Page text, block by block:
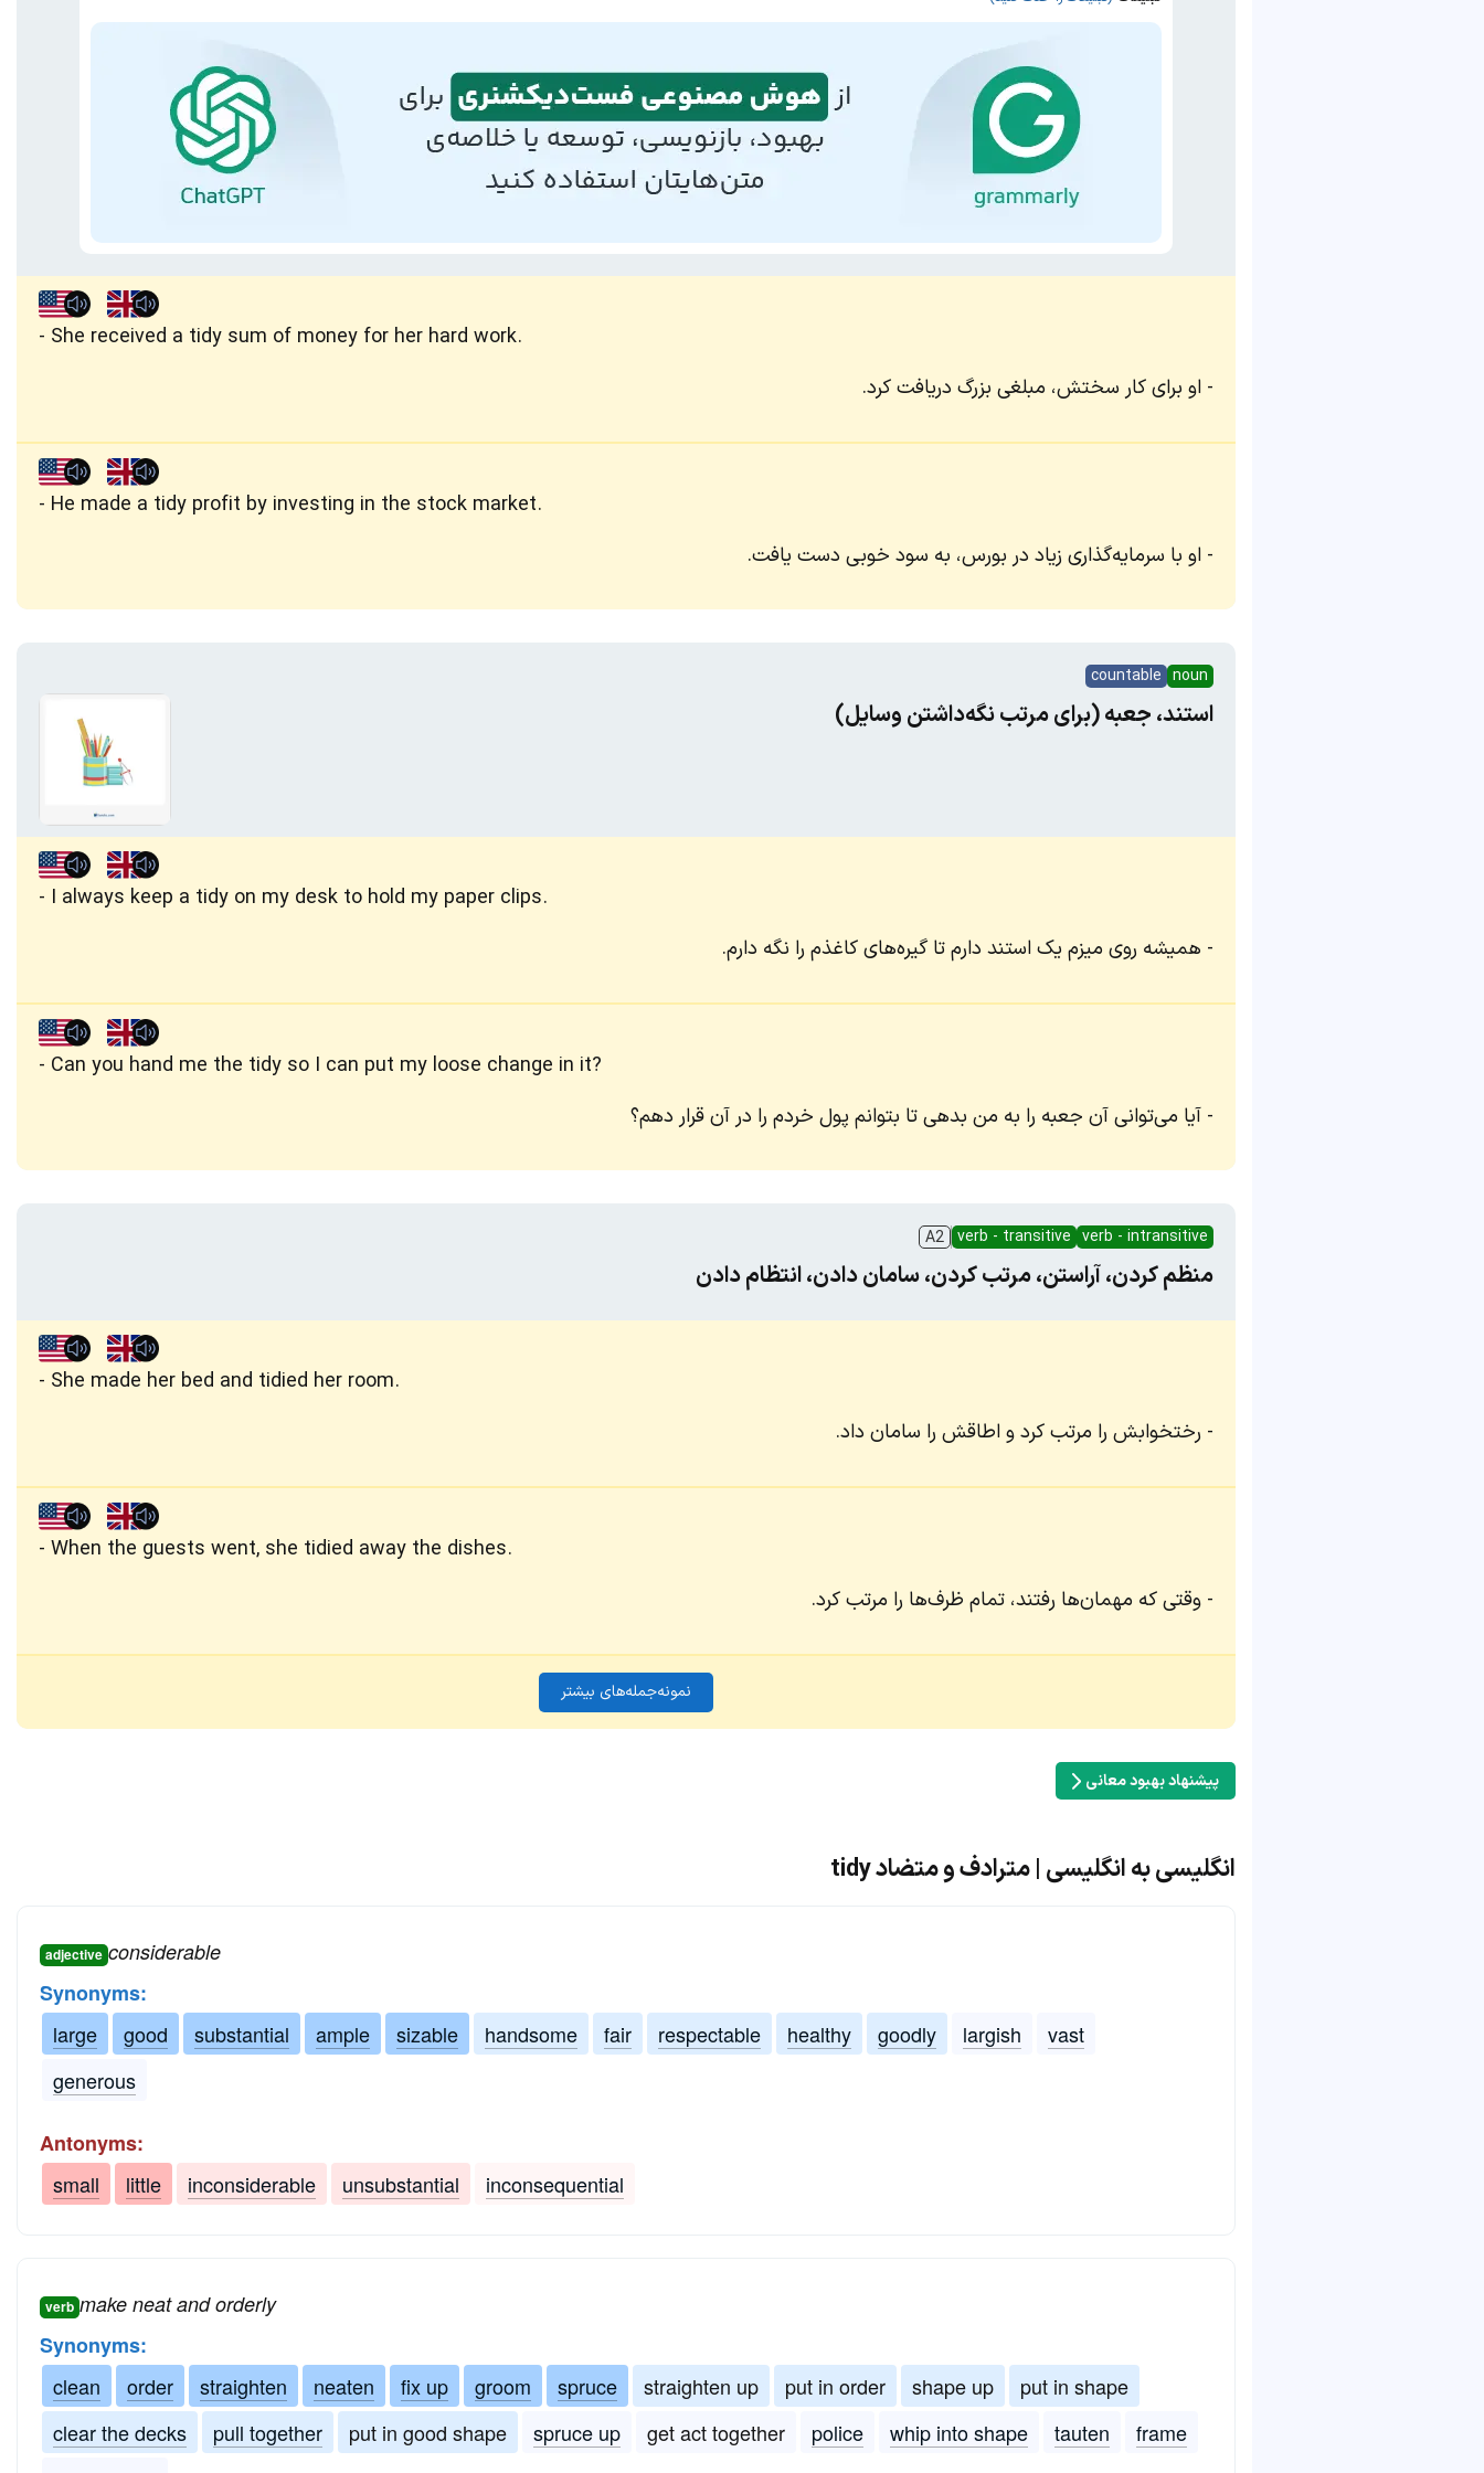
She received a tidy sum of money for her hard work.
او برای کار سختش، مبلغی بزرگ دریافت کرد.
He made a tidy profit by investing in the stock market.
او با سرمایه‌گذاری زیاد در بورس، به سود خوبی دست یافت.
noun
countable
استند، جعبه (برای مرتب نگه‌داشتن وسایل)
I always keep a tidy on my desk to hold my paper clips.
همیشه روی میزم یک استند دارم تا گیره‌های کاغذم را نگه دارم.
Can you hand me the tidy so I can put my loose change in it?
آیا می‌توانی آن جعبه را به من بدهی تا بتوانم پول خردم را در آن قرار دهم؟
verb - intransitive
verb - transitive
A2
منظم کردن، آراستن، مرتب کردن، سامان دادن، انتظام دادن
She made her bed and tidied her room.
رختخوابش را مرتب کرد و اطاقش را سامان داد.
When the guests went, she tidied away the dishes.
وقتی که مهمان‌ها رفتند، تمام ظرف‌ها را مرتب کرد.
نمونه‌جمله‌های بیشتر
پیشنهاد بهبود معانی
انگلیسی به انگلیسی | مترادف و متضاد tidy
adjective considerable
Synonyms:
large
good substantial ample sizable handsome fair respectable healthy goodly largish
vast
generous
Antonyms:
small
little inconsiderable unsubstantial inconsequential
verb make neat and orderly
Synonyms:
clean
order straighten neaten fix up groom spruce straighten up put in order shape up
put in shape
clear the decks
pull together put in good shape spruce up get act together police whip into shape tauten
frame